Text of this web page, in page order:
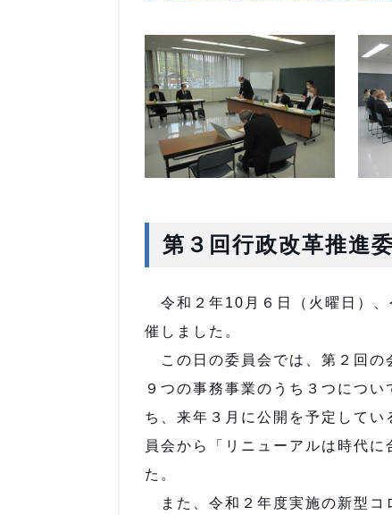
第３回行政改革推進
令和２年10月６日（火曜日）、
催しました。
この日の委員会では、第２回の
９つの事務事業のうち３つにつ
ち、来年３月に公開を予定して
員会から「リニューアルは時代
た。
また、令和２年度実施の新型コ